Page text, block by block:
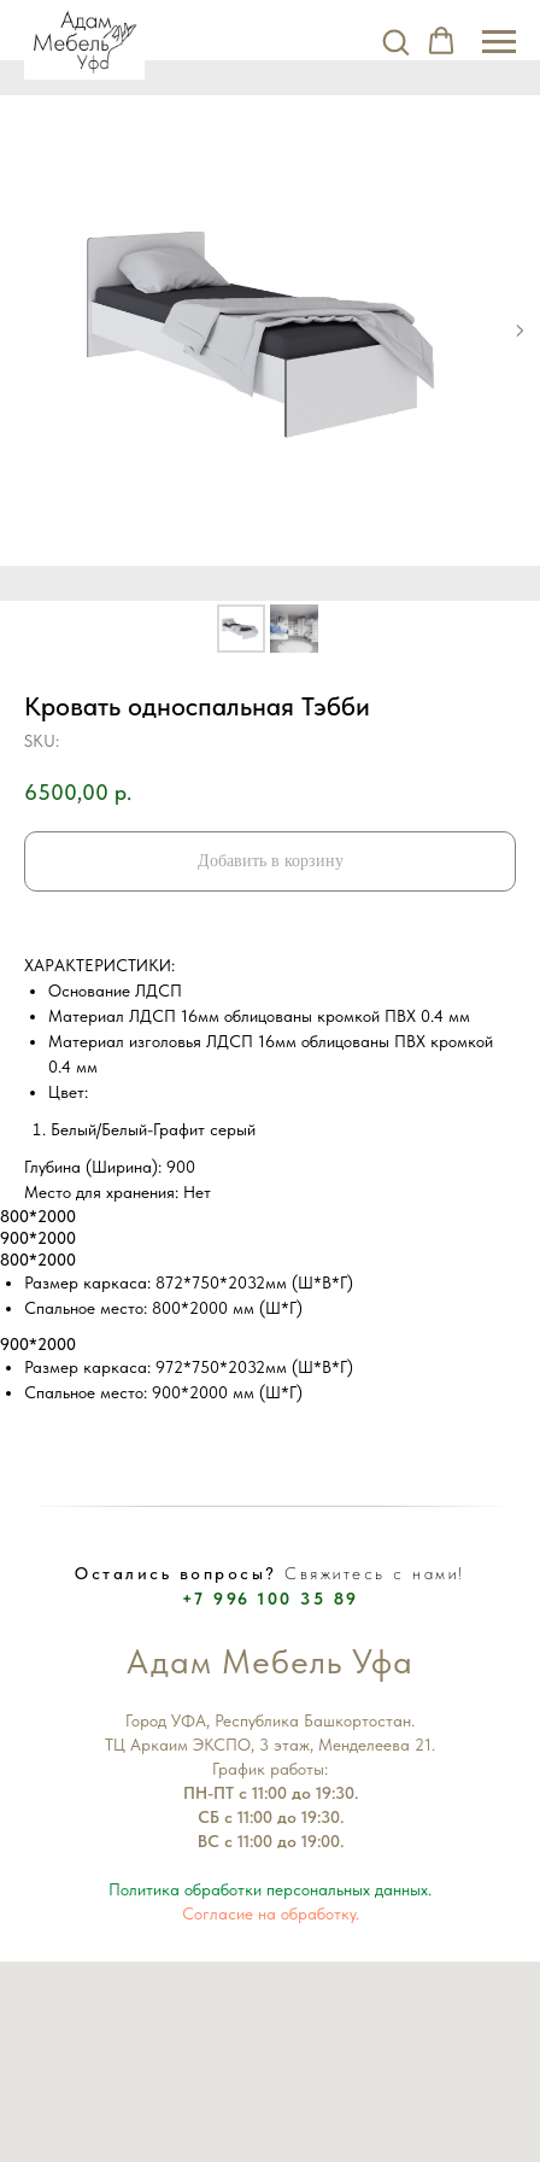
Кровать односпальная Тэбби
SKU:
6500,00 р.
Добавить в корзину
ХAРAKТEPИCТИKИ:
Основание ЛДСП
Материал ЛДСП 16мм облицованы кромкой ПВХ 0.4 мм
Материал изголовья ЛДСП 16мм облицованы ПВХ кромкой
0.4 мм
Цвет:
Белый/Белый-Графит серый
Глубина (Ширина): 900
Место для хранения: Нет
800*2000
900*2000
800*2000
Размер каркаса: 872*750*2032мм (Ш*В*Г)
Спальное место: 800*2000 мм (Ш*Г)
900*2000
Размер каркаса: 972*750*2032мм (Ш*В*Г)
Спальное место: 900*2000 мм (Ш*Г)
Остались вопросы?Свяжитесь с нами!
+7 996 100 35 89
Адам Мебель Уфа
Город УФА, Республика Башкортостан.
ТЦ Аркаим ЭКСПО, 3 этаж, Менделеева 21.
График работы:
ПН-ПТ с 11:00 до 19:30.
СБ с 11:00 до 19:30.
ВС с 11:00 до 19:00.
Политика обработки персональных данных.
Согласие на обработку.